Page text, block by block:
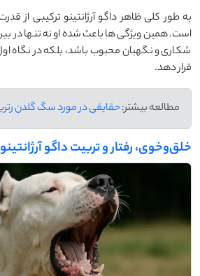
به طور کلی ظاهر داگو آرژانتینو ترکیبی از
است. همین ویژگی‌ ها باعث شده او نه تنها در
شکاری و نگهبان محبوب باشد، بلکه در نگاه
قرار دهد.
مطالعه بیشتر:حقایقی در مورد سگ گلدن
خلق‌وخوی، رفتار و تربیت داگو آرژانتینو